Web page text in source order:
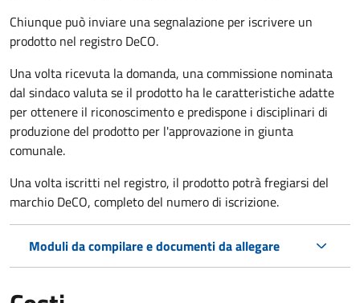
Chiunque può inviare una segnalazione per iscrivere un
prodotto nel registro DeCO.
Una volta ricevuta la domanda, una commissione nominata
dal sindaco valuta se il prodotto ha le caratteristiche adatte
per ottenere il riconoscimento e predispone i disciplinari di
produzione del prodotto per l'approvazione in giunta
comunale.
Una volta iscritti nel registro, il prodotto potrà fregiarsi del
marchio DeCO, completo del numero di iscrizione.
Moduli da compilare e documenti da allegare